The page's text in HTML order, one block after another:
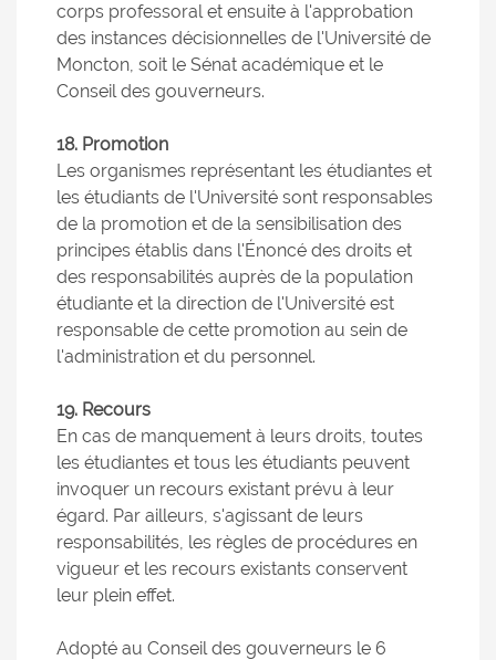
corps professoral et ensuite à l'approbation
des instances décisionnelles de l'Université de
Moncton, soit le Sénat académique et le
Conseil des gouverneurs.
18. Promotion
Les organismes représentant les étudiantes et
les étudiants de l'Université sont responsables
de la promotion et de la sensibilisation des
principes établis dans l'Énoncé des droits et
des responsabilités auprès de la population
étudiante et la direction de l'Université est
responsable de cette promotion au sein de
l'administration et du personnel.
19. Recours
En cas de manquement à leurs droits, toutes
les étudiantes et tous les étudiants peuvent
invoquer un recours existant prévu à leur
égard. Par ailleurs, s'agissant de leurs
responsabilités, les règles de procédures en
vigueur et les recours existants conservent
leur plein effet.
Adopté au Conseil des gouverneurs le 6